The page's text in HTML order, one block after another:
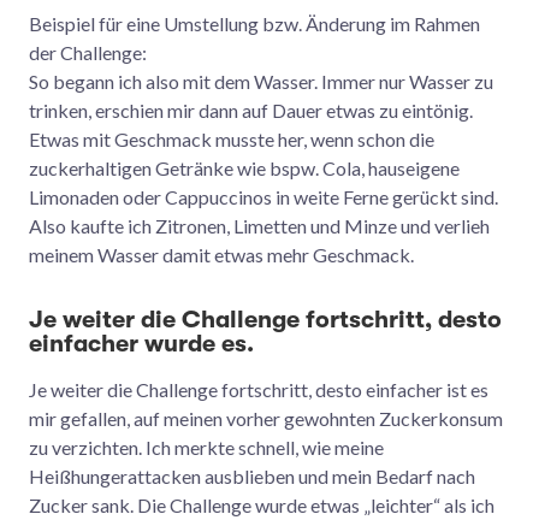
Beispiel für eine Umstellung bzw. Änderung im Rahmen
der Challenge:
So begann ich also mit dem Wasser. Immer nur Wasser zu
trinken, erschien mir dann auf Dauer etwas zu eintönig.
Etwas mit Geschmack musste her, wenn schon die
zuckerhaltigen Getränke wie bspw. Cola, hauseigene
Limonaden oder Cappuccinos in weite Ferne gerückt sind.
Also kaufte ich Zitronen, Limetten und Minze und verlieh
meinem Wasser damit etwas mehr Geschmack.
Je weiter die Challenge fortschritt, desto
einfacher wurde es.
Je weiter die Challenge fortschritt, desto einfacher ist es
mir gefallen, auf meinen vorher gewohnten Zuckerkonsum
zu verzichten. Ich merkte schnell, wie meine
Heißhungerattacken ausblieben und mein Bedarf nach
Zucker sank. Die Challenge wurde etwas „leichter“ als ich